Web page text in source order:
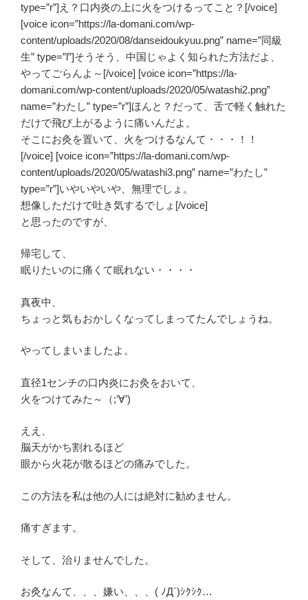
type=”r”]え？口内炎の上に火をつけるってこと？[/voice]
[voice icon=”https://la-domani.com/wp-
content/uploads/2020/08/danseidoukyuu.png” name=”同級
生” type=”l”]そうそう、中国じゃよく知られた方法だよ、
やってごらんよ～[/voice] [voice icon=”https://la-
domani.com/wp-content/uploads/2020/05/watashi2.png”
name=”わたし” type=”r”]ほんと？だって、舌で軽く触れた
だけで飛び上がるように痛いんだよ。
そこにお灸を置いて、火をつけるなんて・・・！！
[/voice] [voice icon=”https://la-domani.com/wp-
content/uploads/2020/05/watashi3.png” name=”わたし”
type=”r”]いやいやいや、無理でしょ。
想像しただけで吐き気するでしょ[/voice]
と思ったのですが、
帰宅して、
眠りたいのに痛くて眠れない・・・・
真夜中、
ちょっと気もおかしくなってしまってたんでしょうね。
やってしまいましたよ。
直径1センチの口内炎にお灸をおいて、
火をつけてみた～（;’∀’)
ええ、
脳天がかち割れるほど
眼から火花が散るほどの痛みでした。
この方法を私は他の人には絶対に勧めません。
痛すぎます。
そして、治りませんでした。
お灸なんて、、、嫌い、、、( ﾉД`)ｼｸｼｸ…